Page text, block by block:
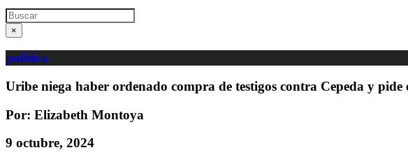
Search
×
política
Uribe niega haber ordenado compra de testigos contra Cepeda y pide
Por: Elizabeth Montoya
9 octubre, 2024